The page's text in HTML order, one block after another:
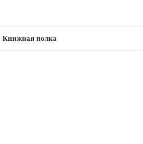
Книжная полка